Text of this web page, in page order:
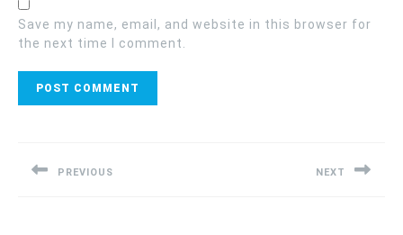
Save my name, email, and website in this browser for
the next time I comment.
PREVIOUS NEXT